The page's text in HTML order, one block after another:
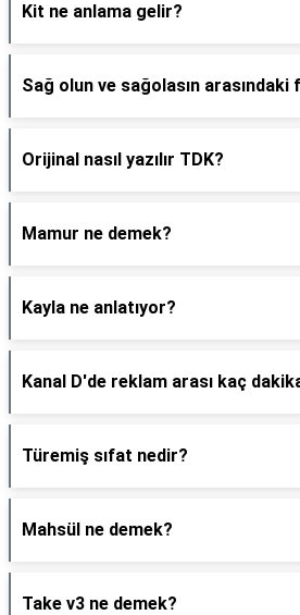
Kit ne anlama gelir?
Sağ olun ve sağolasın arasındaki
Orijinal nasıl yazılır TDK?
Mamur ne demek?
Kayla ne anlatıyor?
Kanal D'de reklam arası kaç
Türemiş sıfat nedir?
Mahsül ne demek?
Take v3 ne demek?